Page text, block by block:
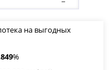
на выгодных
849%